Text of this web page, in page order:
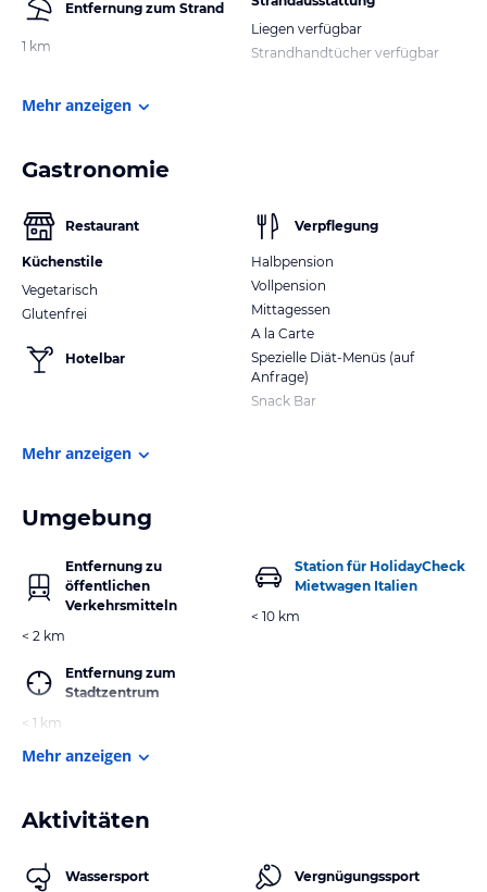
Entfernung zum Strand
1 km
Liegen verfügbar
Strandhandtücher verfügbar
Mehr anzeigen
Gastronomie
Restaurant
Küchenstile
Vegetarisch
Glutenfrei
Hotelbar
Verpflegung
Halbpension
Vollpension
Mittagessen
A la Carte
Spezielle Diät-Menüs (auf
Anfrage)
Snack Bar
Mehr anzeigen
Umgebung
Entfernung zu
öffentlichen
Verkehrsmitteln
< 2 km
Entfernung zum
Stadtzentrum
< 1 km
Station für HolidayCheck
Mietwagen Italien
< 10 km
Mehr anzeigen
Aktivitäten
Wassersport Vergnügungssport